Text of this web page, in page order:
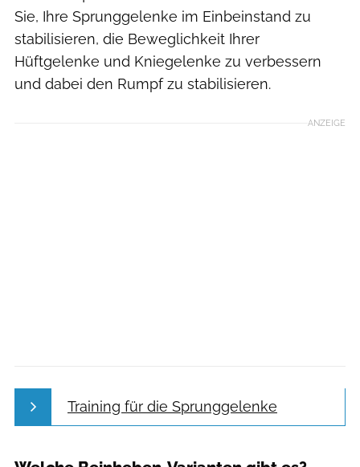
Sie, Ihre Sprunggelenke im Einbeinstand zu
stabilisieren, die Beweglichkeit Ihrer
Hüftgelenke und Kniegelenke zu verbessern
und dabei den Rumpf zu stabilisieren.
ANZEIGE
Training für die Sprunggelenke